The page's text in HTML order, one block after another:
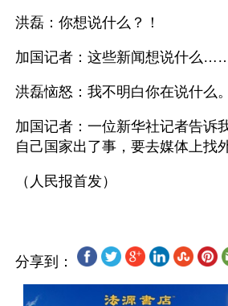
洪磊：你想说什么？！
加国记者：这些新闻想说什么……
洪磊恼怒：我不明白你在说什么。
加国记者：一位新华社记者告诉
自己国家出了事，要去媒体上找
分享到：